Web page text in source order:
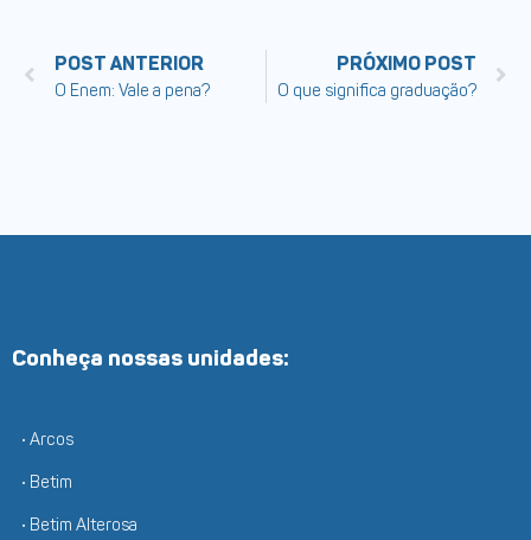
POST ANTERIOR
O Enem: Vale a pena?
PRÓXIMO POST
O que significa graduação?
Conheça nossas unidades:
• Arcos
• Betim
• Betim Alterosa